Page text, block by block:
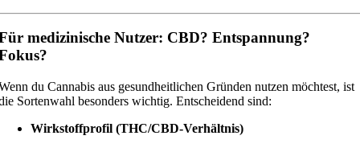
medizinische Nutzer: CBD? Entspannung?
du Cannabis aus gesundheitlichen Gründen nutzen möchtest, ist
Sortenwahl besonders wichtig. Entscheidend sind:
Wirkstoffprofil (THC/CBD-Verhältnis)